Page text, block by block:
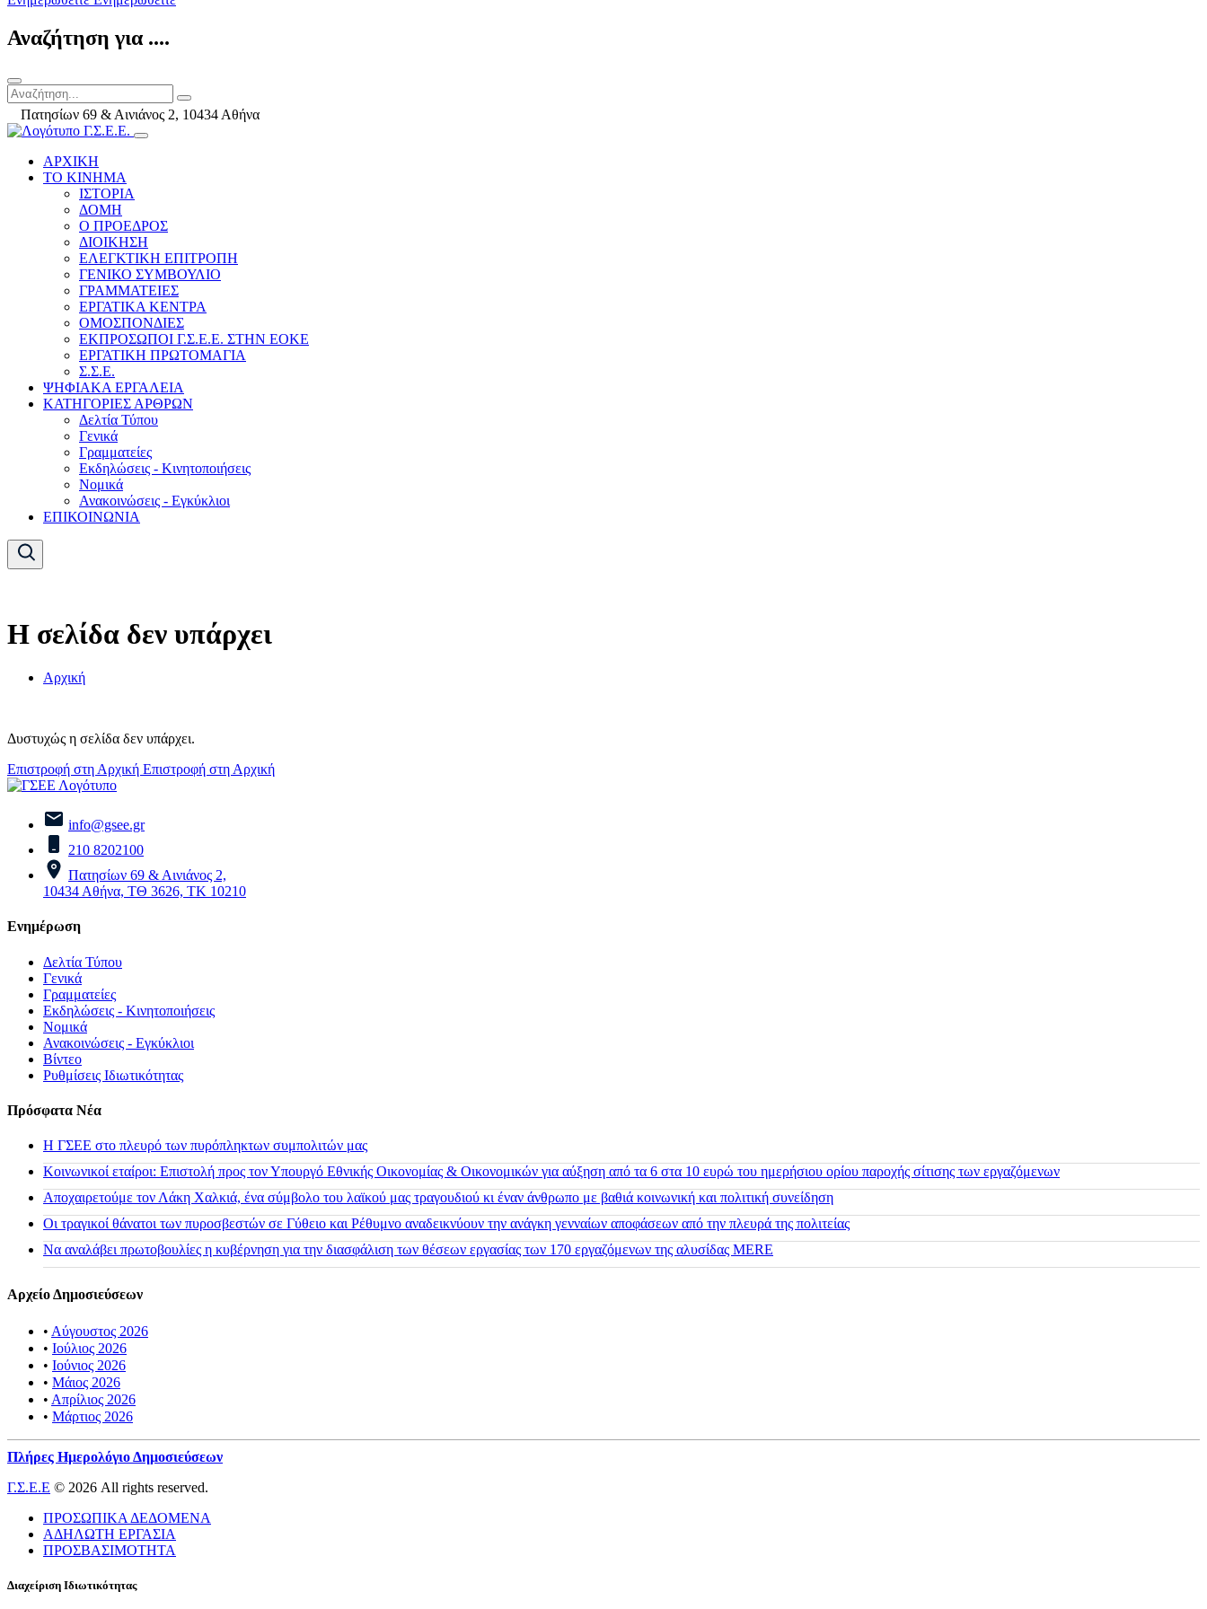
Αναζήτηση για ....
Πατησίων 69 & Αινιάνος 2, 10434 Αθήνα
ΑΡΧΙΚΗ
ΤΟ ΚΙΝΗΜΑ
ΙΣΤΟΡΙΑ
ΔΟΜΗ
Ο ΠΡΟΕΔΡΟΣ
ΔΙΟΙΚΗΣΗ
ΕΛΕΓΚΤΙΚΗ ΕΠΙΤΡΟΠΗ
ΓΕΝΙΚΟ ΣΥΜΒΟΥΛΙΟ
ΓΡΑΜΜΑΤΕΙΕΣ
ΕΡΓΑΤΙΚΑ ΚΕΝΤΡΑ
ΟΜΟΣΠΟΝΔΙΕΣ
ΕΚΠΡΟΣΩΠΟΙ Γ.Σ.Ε.Ε. ΣΤΗΝ ΕΟΚΕ
ΕΡΓΑΤΙΚΗ ΠΡΩΤΟΜΑΓΙΑ
Σ.Σ.Ε.
ΨΗΦΙΑΚΑ ΕΡΓΑΛΕΙΑ
ΚΑΤΗΓΟΡΙΕΣ ΑΡΘΡΩΝ
Δελτία Τύπου
Γενικά
Γραμματείες
Εκδηλώσεις - Κινητοποιήσεις
Νομικά
Ανακοινώσεις - Εγκύκλιοι
ΕΠΙΚΟΙΝΩΝΙΑ
Η σελίδα δεν υπάρχει
Αρχική
Δυστυχώς η σελίδα δεν υπάρχει.
Επιστροφή στη Αρχική Επιστροφή στη Αρχική
info@gsee.gr
210 8202100
Πατησίων 69 & Αινιάνος 2,
10434 Αθήνα, ΤΘ 3626, ΤΚ 10210
Ενημέρωση
Δελτία Τύπου
Γενικά
Γραμματείες
Εκδηλώσεις - Κινητοποιήσεις
Νομικά
Ανακοινώσεις - Εγκύκλιοι
Βίντεο
Ρυθμίσεις Ιδιωτικότητας
Πρόσφατα Νέα
H ΓΣΕΕ στο πλευρό των πυρόπληκτων συμπολιτών μας
Κοινωνικοί εταίροι: Επιστολή προς τον Υπουργό Εθνικής Οικονομίας & Οικονομικών για αύξηση από τα 6 στα 10 ευρώ του ημερήσιου ορίου παροχής σίτισης των εργαζόμενων
Αποχαιρετούμε τον Λάκη Χαλκιά, ένα σύμβολο του λαϊκού μας τραγουδιού κι έναν άνθρωπο με βαθιά κοινωνική και πολιτική συνείδηση
Οι τραγικοί θάνατοι των πυροσβεστών σε Γύθειο και Ρέθυμνο αναδεικνύουν την ανάγκη γενναίων αποφάσεων από την πλευρά της πολιτείας
Να αναλάβει πρωτοβουλίες η κυβέρνηση για την διασφάλιση των θέσεων εργασίας των 170 εργαζόμενων της αλυσίδας MERE
Αρχείο Δημοσιεύσεων
• Αύγουστος 2026
• Ιούλιος 2026
• Ιούνιος 2026
• Μάιος 2026
• Απρίλιος 2026
• Μάρτιος 2026
Πλήρες Ημερολόγιο Δημοσιεύσεων
Γ.Σ.Ε.Ε © 2026 All rights reserved.
ΠΡΟΣΩΠΙΚΑ ΔΕΔΟΜΕΝΑ
ΑΔΗΛΩΤΗ ΕΡΓΑΣΙΑ
ΠΡΟΣΒΑΣΙΜΟΤΗΤΑ
Διαχείριση Ιδιωτικότητας